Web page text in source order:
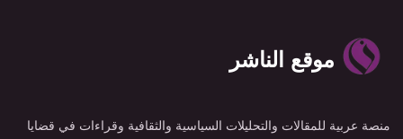
موقع الناشر
منصة عربية للمقالات والتحليلات السياسية والثقافية وقراءات في قضايا